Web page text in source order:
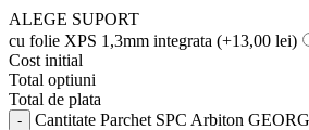
ALEGE SUPORT
cu folie XPS 1,3mm integrata (+13,00 lei)
Cost initial
Total optiuni
Total de plata
Cantitate Parchet SPC Arbiton